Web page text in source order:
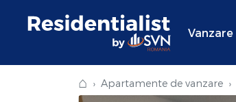
Vanzare
⌂ Apartamente de vanzare